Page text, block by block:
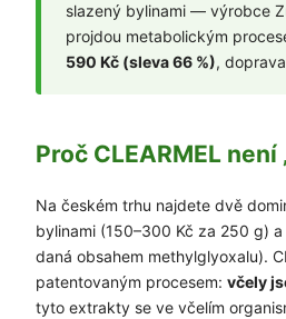
slazený bylinami — výrobce
projdou metabolickým
590 Kč (sleva 66 %),
Proč CLEARMEL
Na českém trhu najdete dvě
bylinami (150–300 Kč za 250 g)
daná obsahem methylglyoxalu).
patentovaným procesem: včely
tyto extrakty se ve včelím